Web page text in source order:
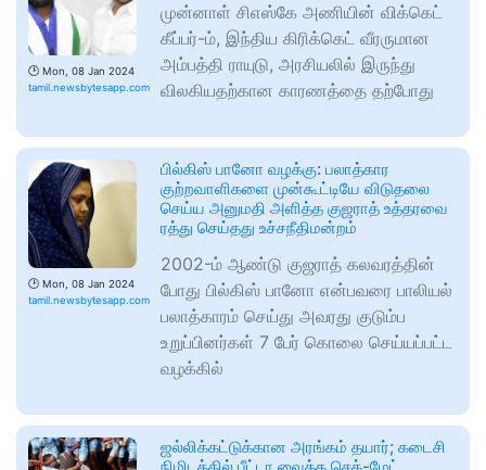
🕑 Mon, 08 Jan 2024
tamil.newsbytesapp.com
முன்னாள் சிஎஸ்கே அணியின் விக்கெட்
கீப்பர்-ம், இந்திய கிரிக்கெட் வீரருமான
அம்பத்தி ராயுடு, அரசியலில் இருந்து
விலகியதற்கான காரணத்தை தற்போது
🕑 Mon, 08 Jan 2024
tamil.newsbytesapp.com
பில்கிஸ் பானோ வழக்கு: பலாத்கார
குற்றவாளிகளை முன்கூட்டியே விடுதலை
செய்ய அனுமதி அளித்த குஜராத் உத்தரவை
ரத்து செய்தது உச்சநீதிமன்றம்
2002-ம் ஆண்டு குஜராத் கலவரத்தின்
போது பில்கிஸ் பானோ என்பவரை பாலியல்
பலாத்காரம் செய்து அவரது குடும்ப
உறுப்பினர்கள் 7 பேர் கொலை செய்யப்பட்ட
வழக்கில்
ஜல்லிக்கட்டுக்கான அரங்கம் தயார்; கடைசி